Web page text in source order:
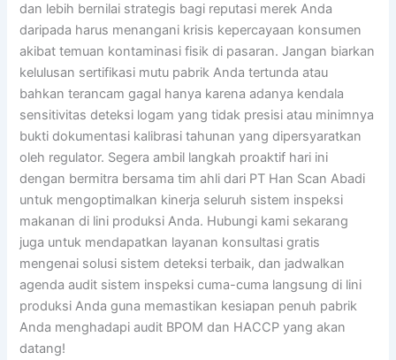
dan lebih bernilai strategis bagi reputasi merek Anda
daripada harus menangani krisis kepercayaan konsumen
akibat temuan kontaminasi fisik di pasaran. Jangan biarkan
kelulusan sertifikasi mutu pabrik Anda tertunda atau
bahkan terancam gagal hanya karena adanya kendala
sensitivitas deteksi logam yang tidak presisi atau minimnya
bukti dokumentasi kalibrasi tahunan yang dipersyaratkan
oleh regulator. Segera ambil langkah proaktif hari ini
dengan bermitra bersama tim ahli dari PT Han Scan Abadi
untuk mengoptimalkan kinerja seluruh sistem inspeksi
makanan di lini produksi Anda. Hubungi kami sekarang
juga untuk mendapatkan layanan konsultasi gratis
mengenai solusi sistem deteksi terbaik, dan jadwalkan
agenda audit sistem inspeksi cuma-cuma langsung di lini
produksi Anda guna memastikan kesiapan penuh pabrik
Anda menghadapi audit BPOM dan HACCP yang akan
datang!